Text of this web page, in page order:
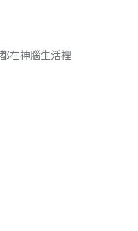
在神腦生活裡